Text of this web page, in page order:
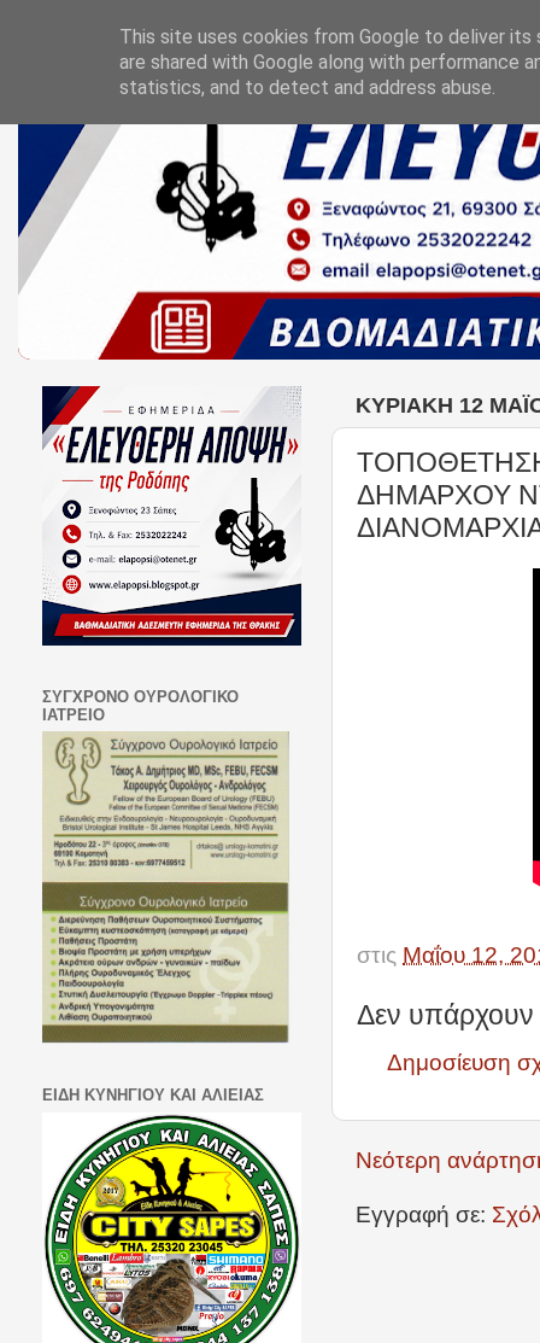
ΚΥΡΙΑΚΉ 12
ΔΗΜΑΡΧΟΥ
στις Μαΐου 12,
Δεν υπάρχουν
Δημοσίευση
Νεότερη
Εγγραφή σε:
ΣΥΓΧΡΟΝΟ ΟΥΡΟΛΟΓΙΚΟ
ΙΑΤΡΕΙΟ
ΕΙΔΗ ΚΥΝΗΓΙΟΥ ΚΑΙ ΑΛΙΕΙΑΣ
This site uses cookies from Google to deliver its
are shared with Google along with performance
statistics, and to detect and address abuse.